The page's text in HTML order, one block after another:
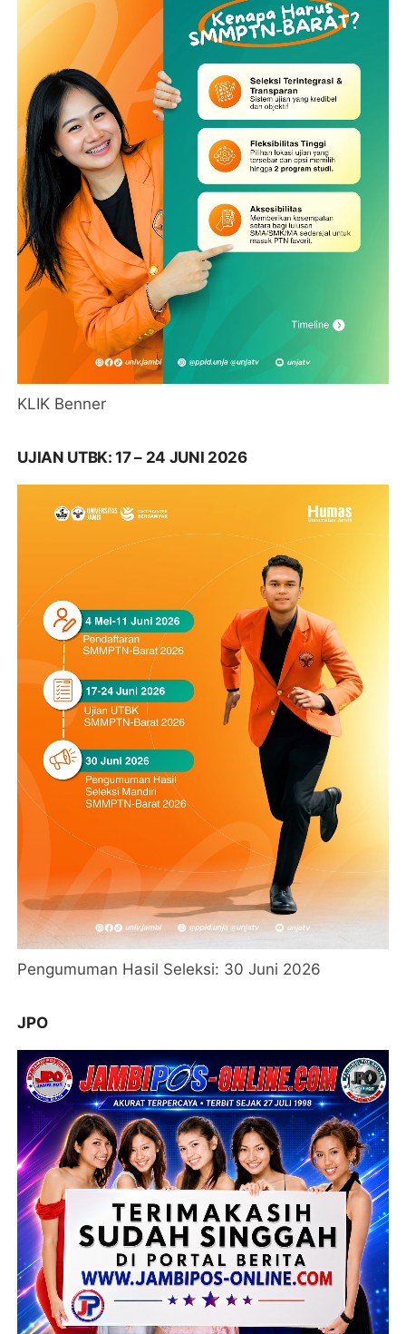
KLIK Benner
UJIAN UTBK: 17 – 24 JUNI 2026
Pengumuman Hasil Seleksi: 30 Juni 2026
JPO